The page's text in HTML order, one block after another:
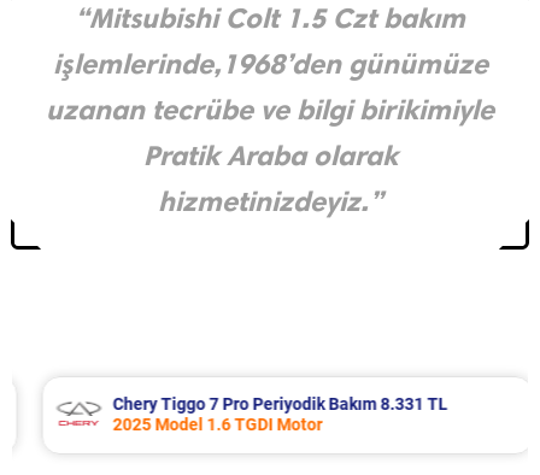
“Mitsubishi Colt 1.5 Czt bakım
işlemlerinde,1968’den günümüze
uzanan tecrübe ve bilgi birikimiyle
Pratik Araba olarak
hizmetinizdeyiz.”
Chery Tiggo 7 Pro Periyodik Bakım 8.331 TL
2025 Model 1.6 TGDI Motor